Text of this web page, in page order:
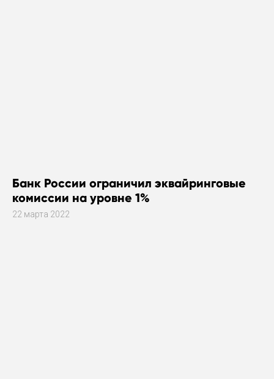
Банк России ограничил эквайринговые
комиссии на уровне 1%
22 марта 2022